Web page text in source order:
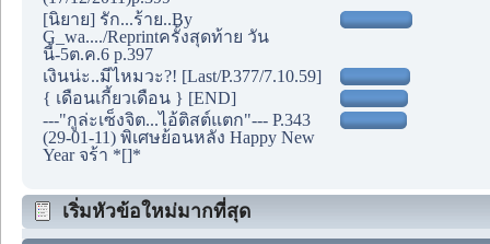
[นิยาย] รัก...ร้าย..By
G_wa..../Reprintครั้งสุดท้าย วัน
นี้-5ต.ค.6 p.397
เงินน่ะ..มีไหมวะ?! [Last/P.377/7.10.59]
{ เดือนเกี้ยวเดือน } [END]
---"กูล่ะเซ็งจิต...ไอ้ติสต์แตก"--- P.343
(29-01-11) พิเศษย้อนหลัง Happy New
Year จร้า *[]*
เริ่มหัวข้อใหม่มากที่สุด